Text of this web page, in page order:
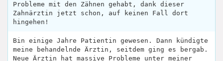
Probleme mit den Zähnen gehabt, dank dieser
Zahnärztin jetzt schon, auf keinen Fall dort
hingehen!
Bin einige Jahre Patientin gewesen. Dann kündigte
meine behandelnde Ärztin, seitdem ging es bergab.
Neue Ärztin hat massive Probleme unter meiner